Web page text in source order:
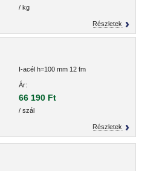
/ kg
Részletek
I-acél h=100 mm 12 fm
Ár:
66 190 Ft
/ szál
Részletek